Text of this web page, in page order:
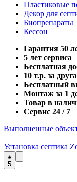
Пластиковые
Декор для
Биопрепараты
Кессон
Гарантия 50
5 лет сервиса
Бесплатная
10 т.р. за друга
Бесплатный
Монтаж за 1
Товар в
Сервис 24 / 7
Выполненные
Установка септика
5